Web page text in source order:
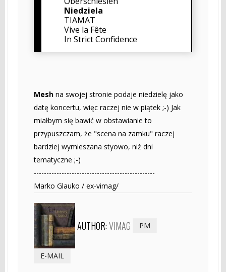
Niedziela
TIAMAT
Vive la Fête
In Strict Confidence
Mesh na swojej stronie podaje niedzielę jako
datę koncertu, więc raczej nie w piątek ;-) Jak
miałbym się bawić w obstawianie to
przypuszczam, że "scena na zamku" raczej
bardziej wymieszana styowo, niż dni
tematyczne ;-)
------------------------------------------------
Marko Glauko / ex-vimag/
AUTHOR:VIMAG PM
E-MAIL